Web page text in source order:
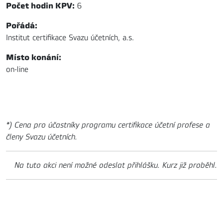
Počet hodin KPV: 6
Pořádá:
Institut certifikace Svazu účetních, a.s.
Místo konání:
on-line
*) Cena pro účastníky programu certifikace účetní profese a
členy Svazu účetních.
Na tuto akci není možné odeslat přihlášku. Kurz již proběhl.